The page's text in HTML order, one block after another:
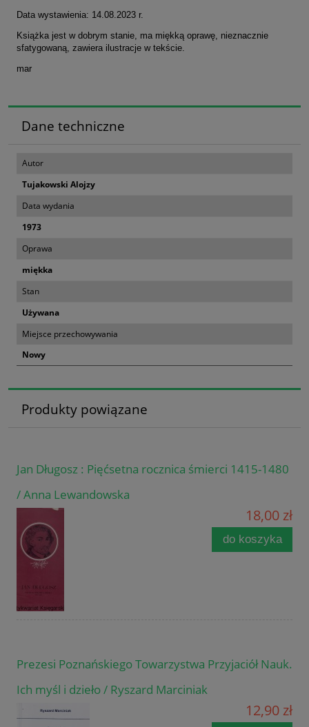
Data wystawienia: 14.08.2023 r.
Książka jest w dobrym stanie, ma miękką oprawę, nieznacznie
sfatygowaną, zawiera ilustracje w tekście.
mar
Dane techniczne
Autor
Tujakowski Alojzy
Data wydania
1973
Oprawa
miękka
Stan
Używana
Miejsce przechowywania
Nowy
Produkty powiązane
Jan Długosz : Pięćsetna rocznica śmierci 1415-1480
/ Anna Lewandowska
18,00 zł
do koszyka
Prezesi Poznańskiego Towarzystwa Przyjaciół Nauk.
Ich myśl i dzieło / Ryszard Marciniak
12,90 zł